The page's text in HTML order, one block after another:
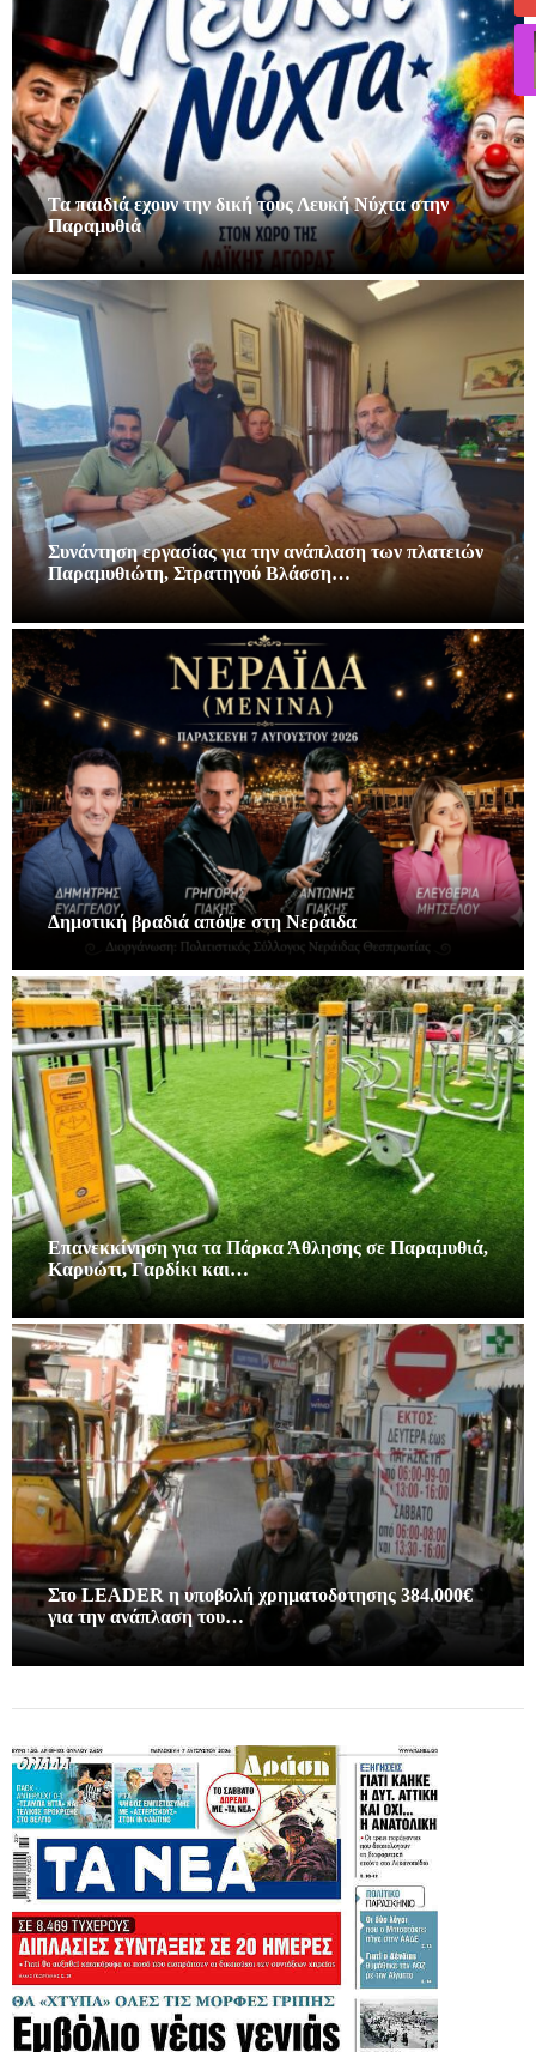
Τα παιδιά εχουν την δική τους Λευκή Νύχτα στην
Παραμυθιά
Συνάντηση εργασίας για την ανάπλαση των πλατειών
Παραμυθιώτη, Στρατηγού Βλάσση…
Δημοτική βραδιά απόψε στη Νεράιδα
Επανεκκίνηση για τα Πάρκα Άθλησης σε Παραμυθιά,
Καρυώτι, Γαρδίκι και…
Στο LEADER η υποβολή χρηματοδοτησης 384.000€
για την ανάπλαση του…